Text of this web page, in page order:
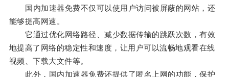
国内加速器免费不仅可以使用户访问被屏蔽的网站，还
能够提高网速。
它通过优化网络路径、减少数据传输的跳跃次数，有效
地提高了网络的稳定性和速度，让用户可以流畅地观看在线
视频、下载大文件等。
此外，国内加速器免费还提供了匿名上网的功能，保护